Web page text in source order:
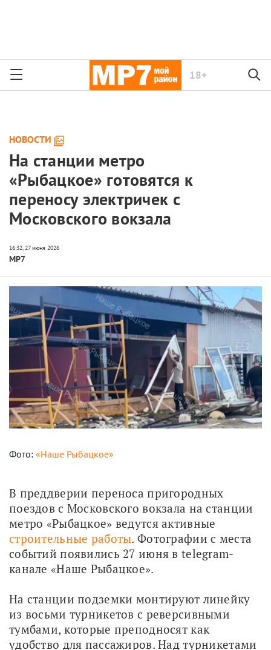
18+
НОВОСТИ
На станции метро
«Рыбацкое» готовятся к
переносу электричек с
Московского вокзала
МР7
Фото: «Наше Рыбацкое»
В преддверии переноса пригородных
поездов с Московского вокзала на станции
строительные работы. Фотографии с места
событий появились 27 июня в telegram-
канале «Наше Рыбацкое».
На станции подземки монтируют линейку
из восьми турникетов с реверсивными
тумбами, которые преподносят как
удобство для пассажиров. Над турникетами